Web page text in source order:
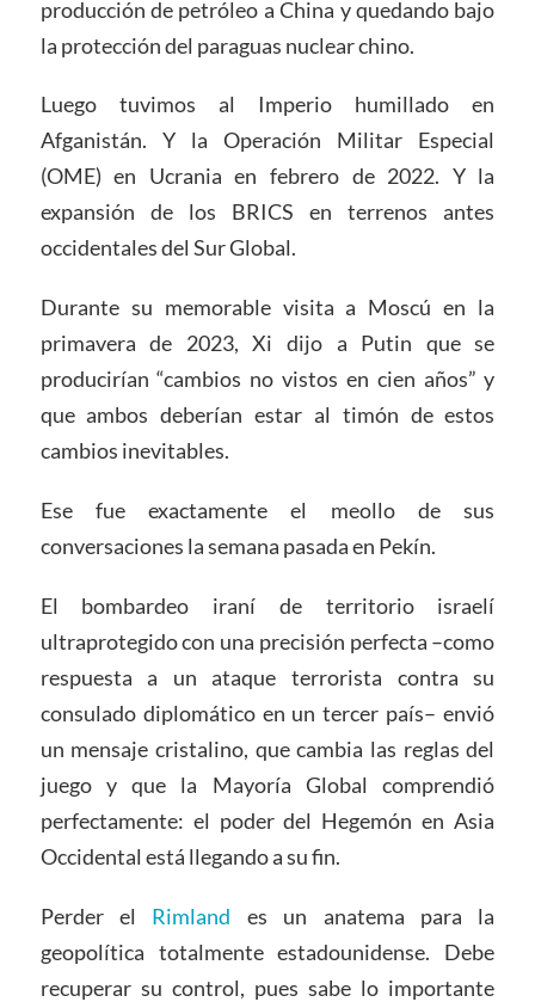
producción de petróleo a China y quedando bajo
la protección del paraguas nuclear chino.
Luego tuvimos al Imperio humillado en
Afganistán. Y la Operación Militar Especial
(OME) en Ucrania en febrero de 2022. Y la
expansión de los BRICS en terrenos antes
occidentales del Sur Global.
Durante su memorable visita a Moscú en la
primavera de 2023, Xi dijo a Putin que se
producirían “cambios no vistos en cien años” y
que ambos deberían estar al timón de estos
cambios inevitables.
Ese fue exactamente el meollo de sus
conversaciones la semana pasada en Pekín.
El bombardeo iraní de territorio israelí
ultraprotegido con una precisión perfecta –como
respuesta a un ataque terrorista contra su
consulado diplomático en un tercer país– envió
un mensaje cristalino, que cambia las reglas del
juego y que la Mayoría Global comprendió
perfectamente: el poder del Hegemón en Asia
Occidental está llegando a su fin.
Perder el Rimland es un anatema para la
geopolítica totalmente estadounidense. Debe
recuperar su control, pues sabe lo importante